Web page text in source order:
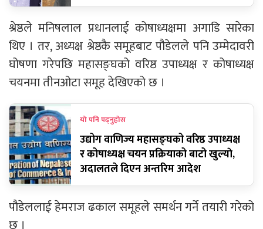
श्रेष्ठले मनिषलाल प्रधानलाई कोषाध्यक्षमा अगाडि सारेका
थिए । तर, अध्यक्ष श्रेष्ठकै समूहबाट पौडेलले पनि उम्मेदावरी
घोषणा गरेपछि महासङ्घको वरिष्ठ उपाध्यक्ष र कोषाध्यक्ष
चयनमा तीनओटा समूह देखिएको छ ।
यो पनि पढ्नुहोस
उद्योग वाणिज्य महासङ्घको वरिष्ठ उपाध्यक्ष
र कोषाध्यक्ष चयन प्रक्रियाको बाटो खुल्याे,
अदालतले दिएन अन्तरिम आदेश
पौडेललाई हेमराज ढकाल समूहले समर्थन गर्ने तयारी गरेको